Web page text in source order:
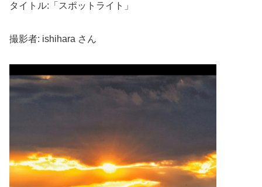
タイトル:「スポットライト」
撮影者: ishihara さん